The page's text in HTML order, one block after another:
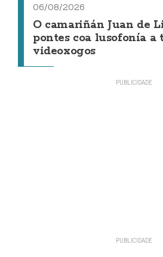
06/08/2026
O camariñán Juan de
pontes coa lusofonía a
videoxogos